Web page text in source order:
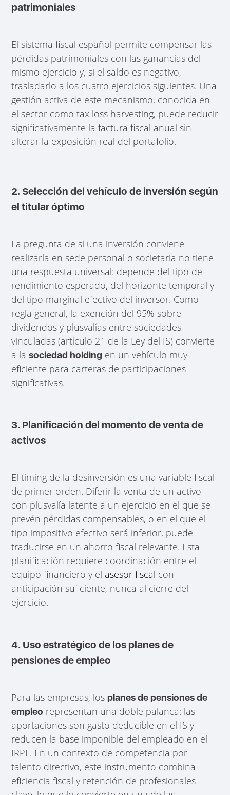
patrimoniales
El sistema fiscal español permite compensar las
pérdidas patrimoniales con las ganancias del
mismo ejercicio y, si el saldo es negativo,
trasladarlo a los cuatro ejercicios siguientes. Una
gestión activa de este mecanismo, conocida en
el sector como tax loss harvesting, puede reducir
significativamente la factura fiscal anual sin
alterar la exposición real del portafolio.
2. Selección del vehículo de inversión según
el titular óptimo
La pregunta de si una inversión conviene
realizarla en sede personal o societaria no tiene
una respuesta universal: depende del tipo de
rendimiento esperado, del horizonte temporal y
del tipo marginal efectivo del inversor. Como
regla general, la exención del 95% sobre
dividendos y plusvalías entre sociedades
vinculadas (artículo 21 de la Ley del IS) convierte
a lasociedad holding en un vehículo muy
eficiente para carteras de participaciones
significativas.
3. Planificación del momento de venta de
activos
El timing de la desinversión es una variable fiscal
de primer orden. Diferir la venta de un activo
con plusvalía latente a un ejercicio en el que se
prevén pérdidas compensables, o en el que el
tipo impositivo efectivo será inferior, puede
traducirse en un ahorro fiscal relevante. Esta
planificación requiere coordinación entre el
equipo financiero y el asesor fiscal con
anticipación suficiente, nunca al cierre del
ejercicio.
4. Uso estratégico de los planes de
pensiones de empleo
Para las empresas, losplanes de pensiones de
empleo representan una doble palanca: las
aportaciones son gasto deducible en el IS y
reducen la base imponible del empleado en el
IRPF. En un contexto de competencia por
talento directivo, este instrumento combina
eficiencia fiscal y retención de profesionales